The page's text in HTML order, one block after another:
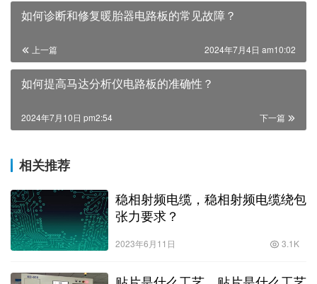
如何诊断和修复暖胎器电路板的常见故障？
上一篇 2024年7月4日 am10:02
如何提高马达分析仪电路板的准确性？
下一篇
2024年7月10日 pm2:54
相关推荐
稳相射频电缆，稳相射频电缆绕包
张力要求？
2023年6月11日 3.1K